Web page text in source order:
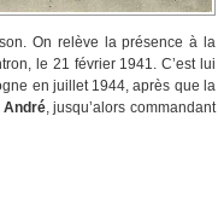
On relève la présence à la
le 21 février 1941. C’est lui
en juillet 1944, après que la
André, jusqu’alors commandant